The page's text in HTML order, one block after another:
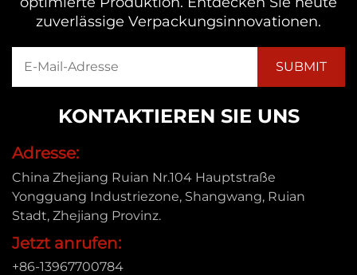
zuverlässige Verpackungsinnovationen.
KONTAKTIEREN SIE UNS
Adresse:
China Zhejiang Ruian Nr.104 Hauptstraße
Yongguang Industriezone, Shangwang, Ruian
Stadt, Zhejiang Provinz.
Jetzt anrufen:
+86-13967700784